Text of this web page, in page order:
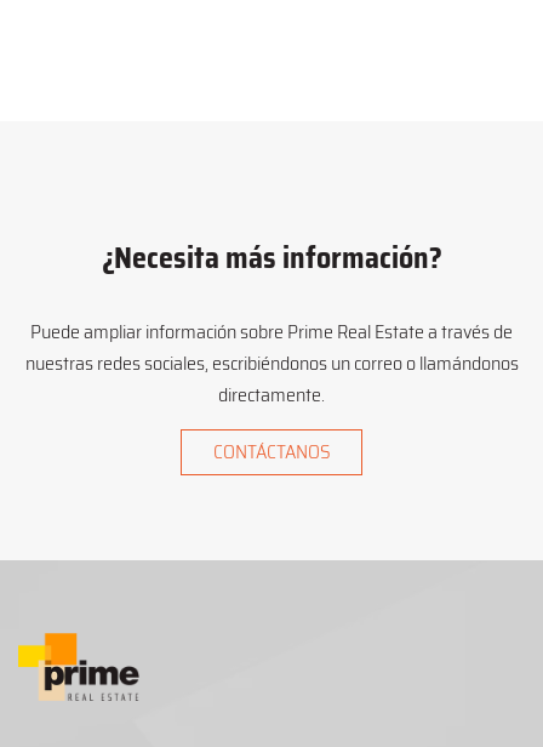
¿Necesita más información?
Puede ampliar información sobre Prime Real Estate a través de
nuestras redes sociales, escribiéndonos un correo o llamándonos
directamente.
CONTÁCTANOS